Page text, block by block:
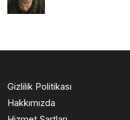
Gizlilik Politikası
Hakkımızda